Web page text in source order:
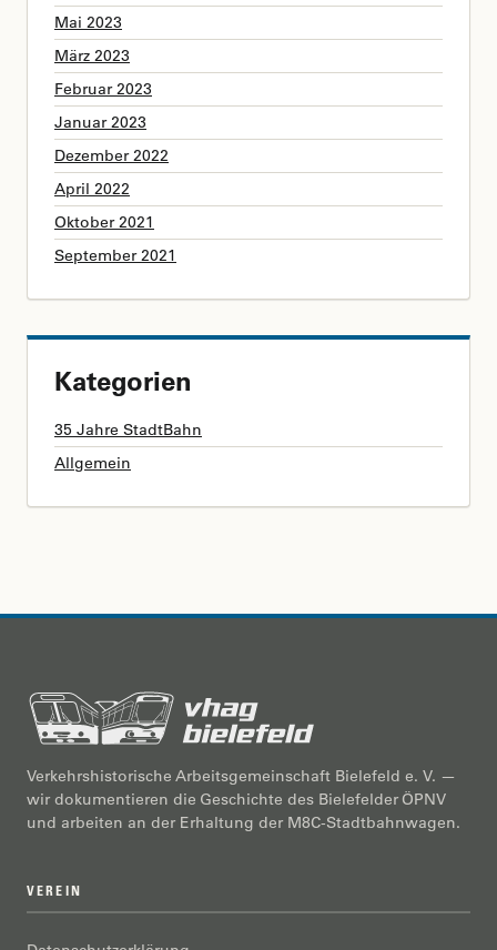
Mai 2023
März 2023
Februar 2023
Januar 2023
Dezember 2022
April 2022
Oktober 2021
September 2021
Kategorien
35 Jahre StadtBahn
Allgemein
Verkehrshistorische Arbeitsgemeinschaft Bielefeld e. V. —
wir dokumentieren die Geschichte des Bielefelder ÖPNV
und arbeiten an der Erhaltung der M8C-Stadtbahnwagen.
VEREIN